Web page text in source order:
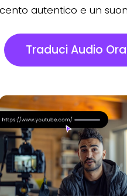
autentico e un
Traduci Audio Ora